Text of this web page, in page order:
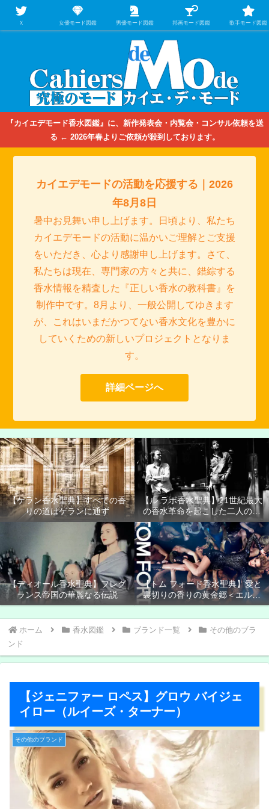
【映画/音楽の中のファッション＆香水】を徹底的に分析するファッション＆ア
パレル業界人のための学習サイト
『カイエデモード香水図鑑』に、新作発表会・内覧会・コンサル依頼を送
る ← 2026年春よりご依頼が殺到しております。
カイエデモードの活動を応援する｜2026
年8月8日
暑中お見舞い申し上げます。日頃より、私たち
カイエデモードの活動に温かいご理解とご支援
をいただき、心より感謝申し上げます。さて、
私たちは現在、専門家の方々と共に、錯綜する
香水情報を精査した『正しい香水の教科書』を
制作中です。8月より、一般公開してゆきます
が、これはいまだかつてない香水文化を豊かに
していくための新しいプロジェクトとなりま
す。
詳細ページへ
【ゲラン香水聖典】すべての香
りの道はゲランに通ず
【ル ラボ香水聖典】21世紀最大
の香水革命を起こした二人の男
たち
【ディオール香水聖典】フレグ
ランス帝国の華麗なる伝説
【トム フォード香水聖典】愛と
裏切りの香りの黄金郷＜エルド
ラド＞
ホーム 香水図鑑 ブランド一覧
その他のブラ
ンド
【ジェニファー ロペス】グロウ バイジェ
イロー（ルイーズ・ターナー）
その他のブランド
Ｘ 女優モード図鑑 男優モード図鑑 邦画モード図鑑 歌手モード図鑑